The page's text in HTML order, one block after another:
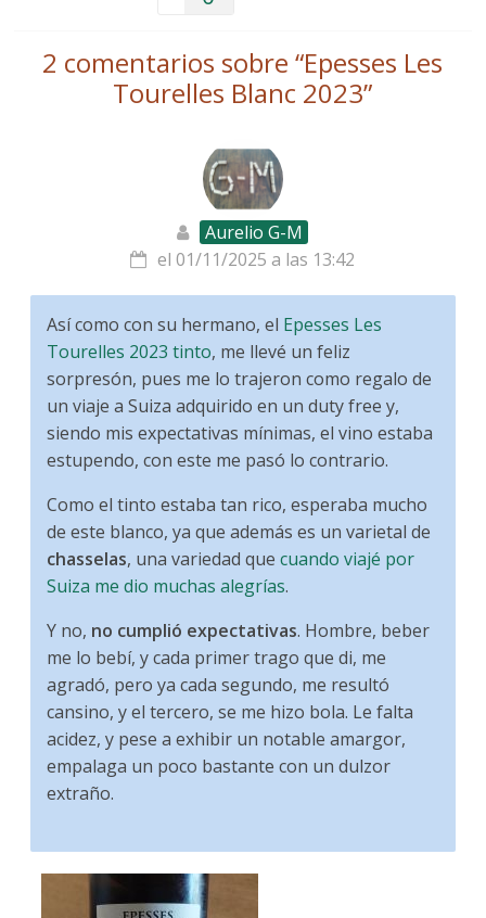
2 comentarios sobre “Epesses Les
Tourelles Blanc 2023”
Aurelio G-M
el 01/11/2025 a las 13:42
Así como con su hermano, el Epesses Les
Tourelles 2023 tinto, me llevé un feliz
sorpresón, pues me lo trajeron como regalo de
un viaje a Suiza adquirido en un duty free y,
siendo mis expectativas mínimas, el vino estaba
estupendo, con este me pasó lo contrario.
Como el tinto estaba tan rico, esperaba mucho
de este blanco, ya que además es un varietal de
chasselas, una variedad quecuando viajé por
Suiza me dio muchas alegrías.
Y no, no cumplió expectativas. Hombre, beber
me lo bebí, y cada primer trago que di, me
agradó, pero ya cada segundo, me resultó
cansino, y el tercero, se me hizo bola. Le falta
acidez, y pese a exhibir un notable amargor,
empalaga un poco bastante con un dulzor
extraño.